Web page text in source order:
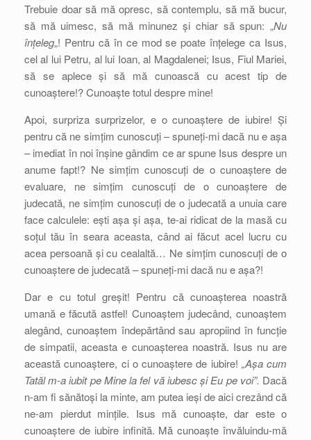
Trebuie doar să mă opresc, să contemplu, să mă bucur,
să mă uimesc, să mă minunez și chiar să spun: „Nu
înțeleg„! Pentru că în ce mod se poate înțelege ca Isus,
cel al lui Petru, al lui Ioan, al Magdalenei; Isus, Fiul Mariei,
să se aplece și să mă cunoască cu acest tip de
cunoaștere!? Cunoaște totul despre mine!
Apoi, surpriza surprizelor, e o cunoaștere de iubire! Și
pentru că ne simțim cunoscuți – spuneți-mi dacă nu e așa
– imediat în noi înșine gândim ce ar spune Isus despre un
anume fapt!? Ne simțim cunoscuți de o cunoaștere de
evaluare, ne simțim cunoscuți de o cunoaștere de
judecată, ne simțim cunoscuți de o judecată a unuia care
face calculele: ești așa și așa, te-ai ridicat de la masă cu
soțul tău în seara aceasta, când ai făcut acel lucru cu
acea persoană și cu cealaltă… Ne simțim cunoscuți de o
cunoaștere de judecată – spuneți-mi dacă nu e așa?!
Dar e cu totul greșit! Pentru că cunoașterea noastră
umană e făcută astfel! Cunoaștem judecând, cunoaștem
alegând, cunoaștem îndepărtând sau apropiind în funcție
de simpatii, aceasta e cunoașterea noastră. Isus nu are
această cunoaștere, ci o cunoaștere de iubire! „Așa cum
Tatăl m-a iubit pe Mine la fel vă iubesc și Eu pe voi”. Dacă
n-am fi sănătoși la minte, am putea ieși de aici crezând că
ne-am pierdut mințile. Isus mă cunoaște, dar este o
cunoaștere de iubire infinită. Mă cunoaște învăluindu-mă